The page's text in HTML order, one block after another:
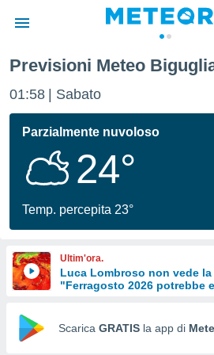
di
per
le
di
Web
Previsioni Meteo
01:58 Sabato
Parzialmente nuvoloso
24°
Temp. percepita 23°
Ultim'ora.
Luca Lombroso non vede
"Ferragosto 2026 potrebbe
Scarica GRATIS la app di